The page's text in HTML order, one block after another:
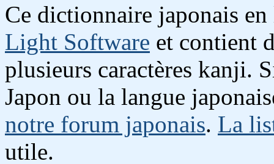
Ce dictionnaire japonais
Light Software et contient
plusieurs caractères kanji.
Japon ou la langue
notre forum japonais. La
utile.